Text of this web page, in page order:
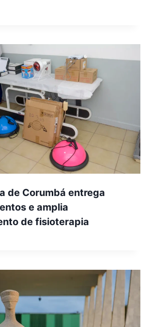
de Corumbá entrega
e amplia
de fisioterapia